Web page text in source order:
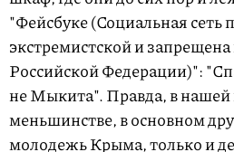
"Фейсбуке (Социальная сеть
экстремистской и
Российской Федерации)":
не Мыкита". Правда, в
меньшинстве, в основном
молодежь Крыма, только и